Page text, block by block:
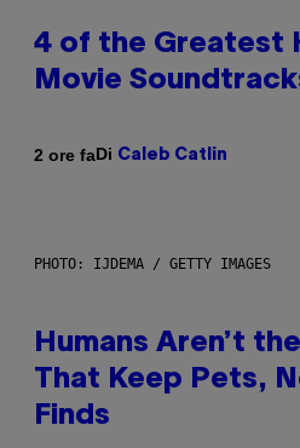
4 of the Greatest
Movie
2 ore faDi Caleb Catlin
PHOTO: IJDEMA / GETTY IMAGES
Humans Aren’t
That Keep Pets,
Finds